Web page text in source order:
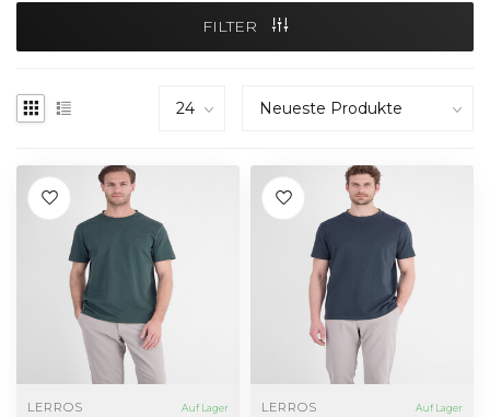
FILTER
LERROS Auf Lager LERROS Auf Lager